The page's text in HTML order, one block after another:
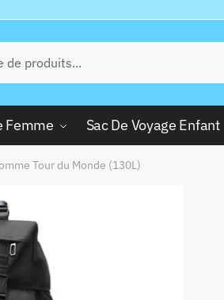
Femme Sac De Voyage Enfant
Tour du Monde (130L)